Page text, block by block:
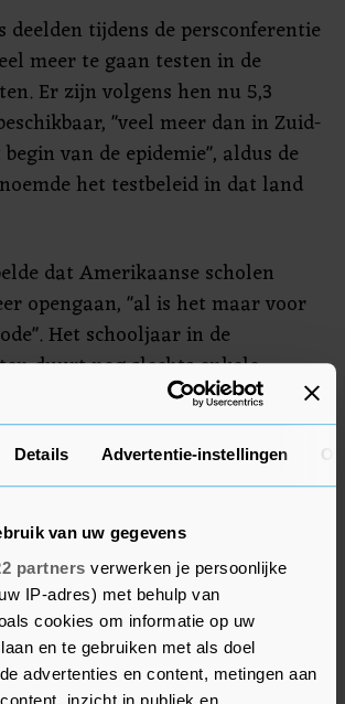
Details Advertentie-instellingen
van uw gegevens
partners verwerken je persoonlijke
IP-adres) met behulp van
cookies om informatie op uw
en te gebruiken met als doel
advertenties en content, metingen aan
inzicht in publiek en
deelden tijdens de persconferentie
meer te gaan testen in de
Er zijn volgens hen nu 5,3
"veel meer dan in Zuid-
van de epidemie", aldus de
het testbeleid in dat land
dat Amerikaanse scholen
opengaan, "al is het maar voor
Het schooljaar in de
duurt nog slechts enkele
meer dan een miljoen
getest op het coronavirus.
is het veruit het zwaarst